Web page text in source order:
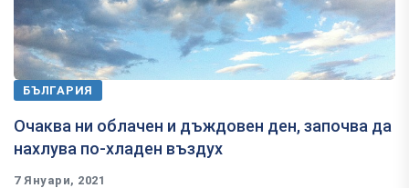
БЪЛГАРИЯ
Очаква ни облачен и дъждовен ден, започва да
нахлува по-хладен въздух
7 Януари, 2021